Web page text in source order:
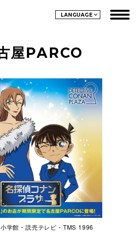
LANGUAGE
屋PARCO
学館・読売テレビ・TMS 1996